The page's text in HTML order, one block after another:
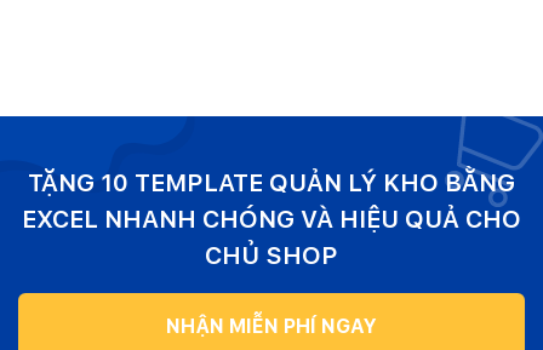
TẶNG 10 TEMPLATE QUẢN LÝ KHO BẰNG
EXCEL NHANH CHÓNG VÀ HIỆU QUẢ CHO
CHỦ SHOP
NHẬN MIỄN PHÍ NGAY